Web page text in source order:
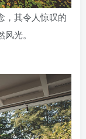
，其令人惊叹的
光。